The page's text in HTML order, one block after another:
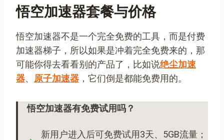
悟空加速器套餐与价格
悟空加速器不是一个完全免费的工具，而是付费
加速器梯子，所以如果是冲着完全免费来的，那
可能你得去看看别的产品了，比如说绝尘加速
器、 原子加速器 ，它们倒是都能免费用的。
悟空加速器有免费试用吗？
新用户进入后可免费试用3天、5GB流量；